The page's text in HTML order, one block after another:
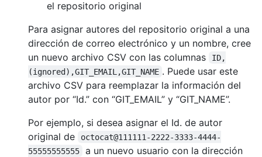
el repositorio original
Para asignar autores del repositorio original a una
dirección de correo electrónico y un nombre, cree
un nuevo archivo CSV con las columnas
ID,
(ignored),GIT_EMAIL,GIT_NAME . Puede usar este
archivo CSV para reemplazar la información del
autor por “Id.” con “GIT_EMAIL” y “GIT_NAME”.
Por ejemplo, si desea asignar el Id. de autor
original de
octocat@111111-2222-3333-4444-
55555555555
a un nuevo usuario con la dirección